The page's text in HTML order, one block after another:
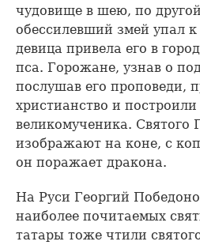
чудовище в шею, по
обессилевший змей упал к
девица привела его в
пса. Горожане, узнав о
послушав его проповеди,
христианство и
великомученика. Святого
изображают на коне, с
он поражает дракона.
На Руси Георгий
наиболее почитаемых
татары тоже чтили